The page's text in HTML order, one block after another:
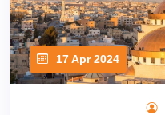
17 Apr 2024